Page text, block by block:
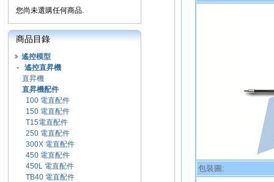
您尚未選購任何商品.
商品目錄
遙控模型
- 遙控直昇機
直昇機
直昇機配件
100 電直配件
150 電直配件
T15電直配件
250 電直配件
300X 電直配件
450 電直配件
450L 電直配件
TB40 電直配件
包裝圖: